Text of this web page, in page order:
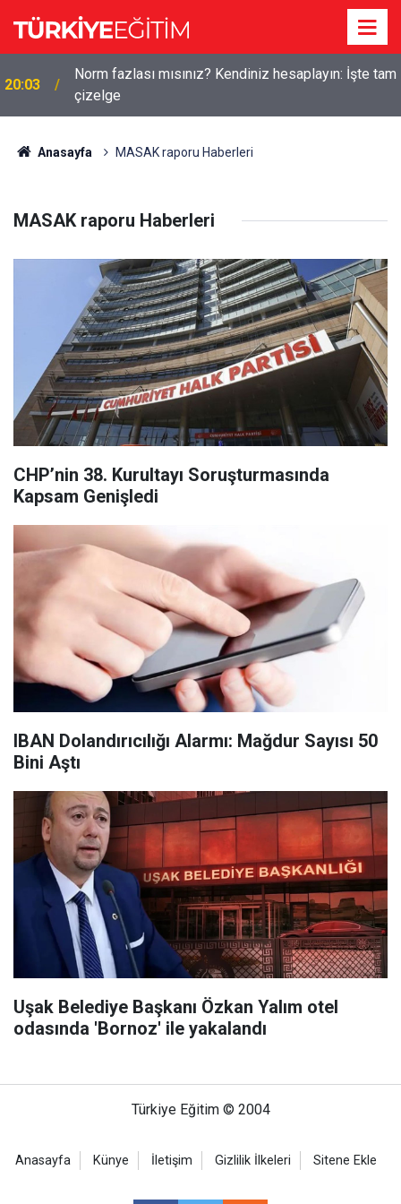
20:03
Norm fazlası mısınız? Kendiniz hesaplayın: İşte tam
çizelge
Anasayfa MASAK raporu Haberleri
MASAK raporu Haberleri
CHP’nin 38. Kurultayı Soruşturmasında
Kapsam Genişledi
IBAN Dolandırıcılığı Alarmı: Mağdur Sayısı 50
Bini Aştı
Uşak Belediye Başkanı Özkan Yalım otel
odasında 'Bornoz' ile yakalandı
Türkiye Eğitim © 2004
Anasayfa Künye İletişim Gizlilik İlkeleri Sitene Ekle